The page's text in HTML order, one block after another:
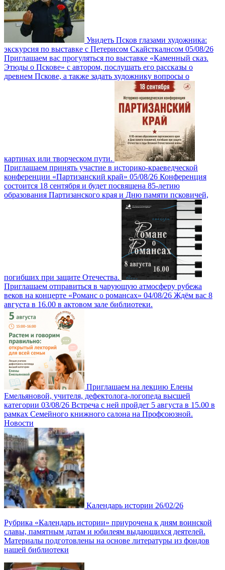
Увидеть Псков глазами художника:
экскурсия по выставке с Петерисом Скайсткалнсом 05/08/26
Приглашаем вас прогуляться по выставке «Каменный сказ.
Этюды о Пскове» с автором, послушать его рассказы о
древнем Пскове, а также задать художнику вопросы о
картинах или творческом пути.
Приглашаем принять участие в историко-краеведческой
конференции «Партизанский край» 05/08/26 Конференция
состоится 18 сентября и будет посвящена 85-летию
образования Партизанского края и Дню памяти псковичей,
погибших при защите Отечества.
Приглашаем отправиться в чарующую атмосферу рубежа
веков на концерте «Романс о романсах» 04/08/26 Ждём вас 8
августа в 16.00 в актовом зале библиотеки.
Приглашаем на лекцию Елены
Емельяновой, учителя, дефектолога-логопеда высшей
категории 03/08/26 Встреча с ней пройдет 5 августа в 15.00 в
рамках Семейного книжного салона на Профсоюзной.
Новости
Календарь истории 26/02/26
Рубрика «Календарь истории» приурочена к дням воинской
славы, памятным датам и юбилеям выдающихся деятелей.
Материалы подготовлены на основе литературы из фондов
нашей библиотеки